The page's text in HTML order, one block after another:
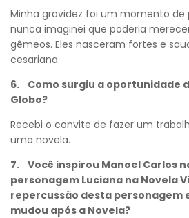
Minha gravidez foi um momento de
nunca imaginei que poderia
gêmeos. Eles nasceram fortes e
cesariana.
6. Como surgiu a oportunidade
Globo?
Recebi o convite de fazer um
uma novela.
7. Você inspirou Manoel Carlos
personagem Luciana na Novela
repercussão desta personagem
mudou após a Novela?